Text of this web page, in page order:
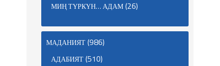
МИҢ ТҮРКҮН… АДАМ(26)
МАДАНИЯТ(986)
АДАБИЯТ(510)